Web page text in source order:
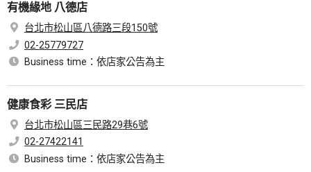
有機緣地 八德店
台北市松山區八德路三段150號
02-25779727
Business time：依店家公告為主
健康食彩 三民店
台北市松山區三民路29巷6號
02-27422141
Business time：依店家公告為主